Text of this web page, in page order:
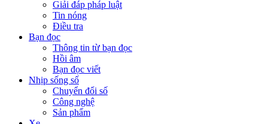
Giải đáp pháp luật
Tin nóng
Điều tra
Bạn đọc
Thông tin từ bạn đọc
Hồi âm
Bạn đọc viết
Nhịp sống số
Chuyển đổi số
Công nghệ
Sản phẩm